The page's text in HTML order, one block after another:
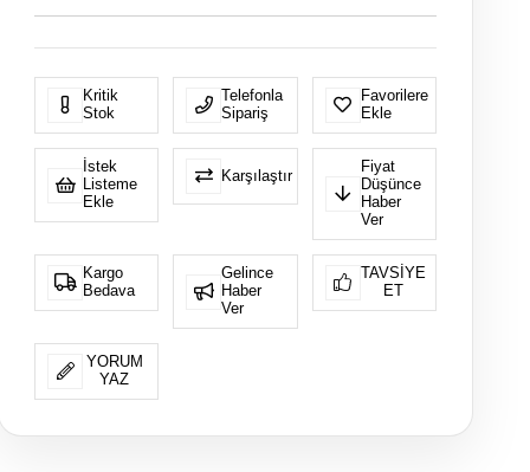
Kritik
Stok
Telefonla
Sipariş
Favorilere
Ekle
İstek
Listeme
Ekle
Karşılaştır
Fiyat
Düşünce
Haber
Ver
Kargo
Bedava
Gelince
Haber
Ver
TAVSIYE
ET
YORUM
YAZ